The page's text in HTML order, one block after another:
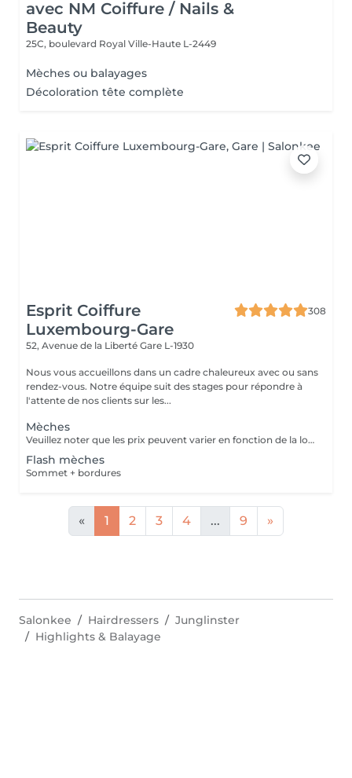
avec NM Coiffure / Nails &
Beauty
25C, boulevard Royal Ville-Haute L-2449
Mèches ou balayages
Décoloration tête complète
Esprit Coiffure
Luxembourg-Gare
308
52, Avenue de la Liberté Gare L-1930
Nous vous accueillons dans un cadre chaleureux avec ou sans
rendez-vous. Notre équipe suit des stages pour répondre à
l'attente de nos clients sur les...
Mèches
Veuillez noter que les prix peuvent varier en fonction de la longueur des cheveux.
Flash mèches
Sommet + bordures
« 1 2 3 4 ... 9 »
Salonkee Hairdressers
Junglinster
Highlights & Balayage